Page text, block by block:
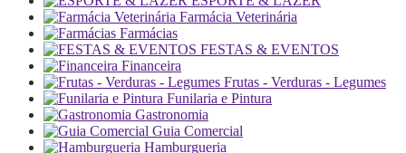
Farmácia Veterinária
Farmácias
FESTAS & EVENTOS
Financeira
Frutas - Verduras - Legumes
Funilaria e Pintura
Gastronomia
Guia Comercial
Hamburgueria